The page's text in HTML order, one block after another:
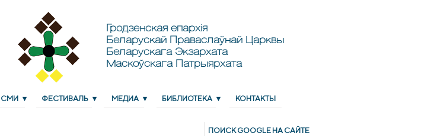
Гродзенская епархія
Беларускай Праваслаўнай Царквы
Беларускага Экзархата
Маскоўскага Патрыярхата
СМИ ФЕСТИВАЛЬ МЕДИА БИБЛИОТЕКА КОНТАКТЫ
ПОИСК GOОGLE НА САЙТЕ